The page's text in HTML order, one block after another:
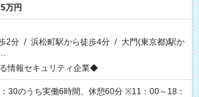
万円
2分 / 浜松町駅から徒歩4分 / 大門(東京都)駅か
情報セキュリティ企業◆
30のうち実働6時間、休憩60分 ※11：00～18：